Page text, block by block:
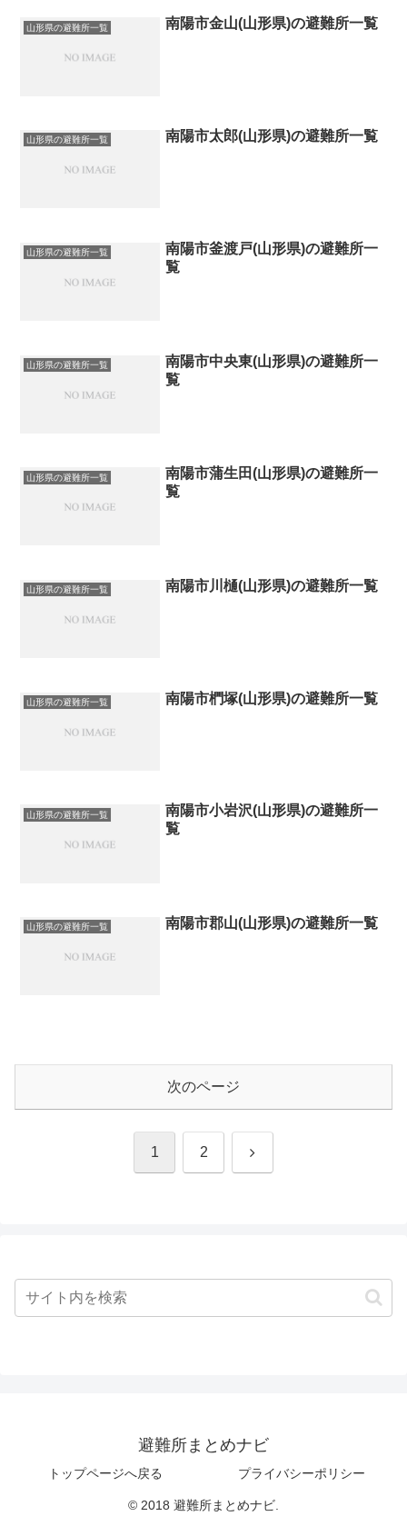
山形県の避難所一覧 南陽市金山(山形県)の避難所一覧
山形県の避難所一覧 南陽市太郎(山形県)の避難所一覧
山形県の避難所一覧
南陽市釜渡戸(山形県)の避難所一
覧
山形県の避難所一覧
南陽市中央東(山形県)の避難所一
覧
山形県の避難所一覧
南陽市蒲生田(山形県)の避難所一
覧
山形県の避難所一覧 南陽市川樋(山形県)の避難所一覧
山形県の避難所一覧 南陽市椚塚(山形県)の避難所一覧
山形県の避難所一覧
南陽市小岩沢(山形県)の避難所一
覧
山形県の避難所一覧 南陽市郡山(山形県)の避難所一覧
次のページ
1 2 次
避難所まとめナビ
トップページへ戻る プライバシーポリシー
© 2018 避難所まとめナビ.